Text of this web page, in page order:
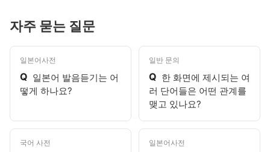
자주 묻는 질문
일본어사전
Q 일본어 발음듣기는 어
떻게 하나요?
일반 문의
Q 한 화면에 제시되는 여
러 단어들은 어떤 관계를
맺고 있나요?
국어 사전 일본어사전